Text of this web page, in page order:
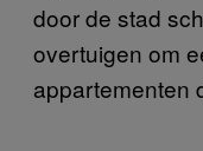
door de stad
overtuigen om
appartementen